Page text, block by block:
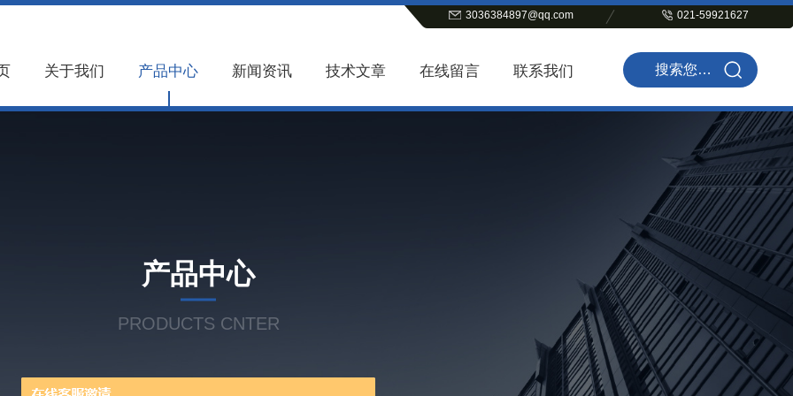
3036384897@qq.com 021-59921627
关于我们 产品中心 新闻资讯 技术文章 在线留言 联系我们
产品中心
PRODUCTS CNTER